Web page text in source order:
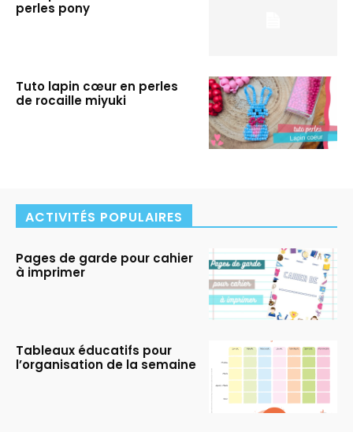
perles pony
Tuto lapin cœur en perles
de rocaille miyuki
ACTIVITÉS POPULAIRES
Pages de garde pour cahier
à imprimer
Tableaux éducatifs pour
l’organisation de la semaine